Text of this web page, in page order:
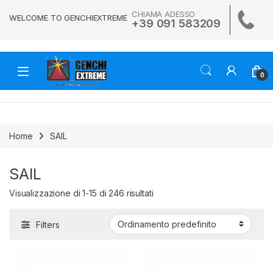
WELCOME TO GENCHIEXTREME CHIAMA ADESSO
+39 091 583209
0
Home SAIL
SAIL
Visualizzazione di 1-15 di 246 risultati
Filters